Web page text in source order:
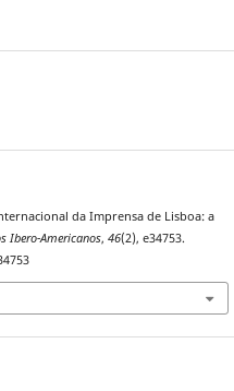
da Imprensa de Lisboa: a
Ibero-Americanos, 46(2), e34753.